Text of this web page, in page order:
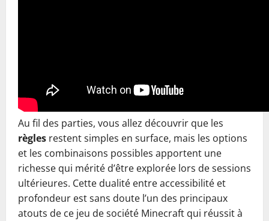
Au fil des parties, vous allez découvrir que les
règles restent simples en surface, mais les options
et les combinaisons possibles apportent une
richesse qui mérité d’être explorée lors de sessions
ultérieures. Cette dualité entre accessibilité et
profondeur est sans doute l’un des principaux
atouts de ce jeu de société Minecraft qui réussit à